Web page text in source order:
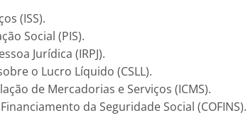
(ISS).
Social (PIS).
Jurídica (IRPJ).
o Lucro Líquido (CSLL).
de Mercadorias e Serviços (ICMS).
da Seguridade Social (COFINS).